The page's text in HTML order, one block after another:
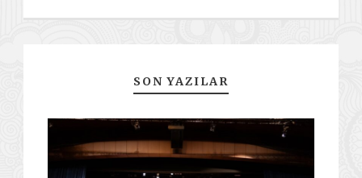
SON YAZILAR